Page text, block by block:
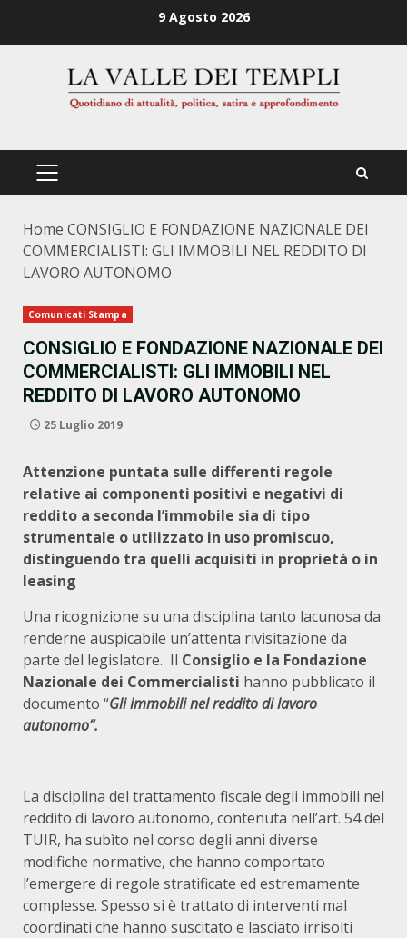
9 Agosto 2026
PRIMÄRES
Home CONSIGLIO E FONDAZIONE NAZIONALE DEI
COMMERCIALISTI: GLI IMMOBILI NEL REDDITO DI
LAVORO AUTONOMO
Comunicati Stampa
CONSIGLIO E FONDAZIONE NAZIONALE DEI
COMMERCIALISTI: GLI IMMOBILI NEL
REDDITO DI LAVORO AUTONOMO
25 Luglio 2019
Attenzione puntata sulle differenti regole
relative ai componenti positivi e negativi di
reddito a seconda l’immobile sia di tipo
strumentale o utilizzato in uso promiscuo,
distinguendo tra quelli acquisiti in proprietà o in
leasing
Una ricognizione su una disciplina tanto lacunosa da
renderne auspicabile un’attenta rivisitazione da
parte del legislatore. Il Consiglio e la Fondazione
Nazionale dei Commercialisti hanno pubblicato il
documento “Gli immobili nel reddito di lavoro
autonomo”.
La disciplina del trattamento fiscale degli immobili nel
reddito di lavoro autonomo, contenuta nell’art. 54 del
TUIR, ha subìto nel corso degli anni diverse
modifiche normative, che hanno comportato
l’emergere di regole stratificate ed estremamente
complesse. Spesso si è trattato di interventi mal
coordinati che hanno suscitato e lasciato irrisolti